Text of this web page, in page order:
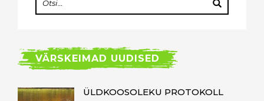
VÄRSKEIMAD UUDISED
ÜLDKOOSOLEKU PROTOKOLL